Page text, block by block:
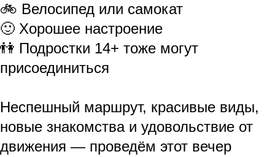
🚲 Велосипед или самокат
🙂 Хорошее настроение
👫 Подростки 14+ тоже могут
присоединиться
Неспешный маршрут, красивые виды,
новые знакомства и удовольствие от
движения — проведём этот вечер